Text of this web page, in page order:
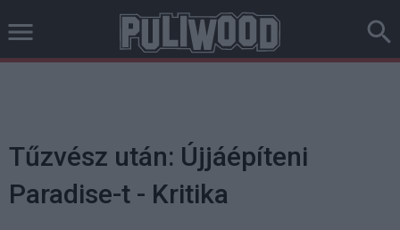
Tűzvész után: Újjáépíteni
Paradise-t - Kritika